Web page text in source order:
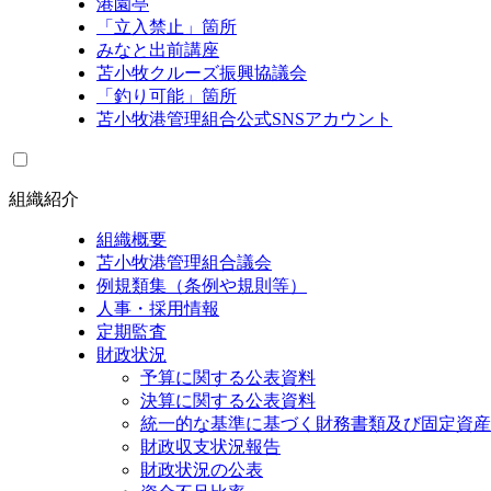
港園亭
「立入禁止」箇所
みなと出前講座
苫小牧クルーズ振興協議会
「釣り可能」箇所
苫小牧港管理組合公式SNSアカウント
組織紹介
組織概要
苫小牧港管理組合議会
例規類集（条例や規則等）
人事・採用情報
定期監査
財政状況
予算に関する公表資料
決算に関する公表資料
統一的な基準に基づく財務書類及び固定資
財政収支状況報告
財政状況の公表